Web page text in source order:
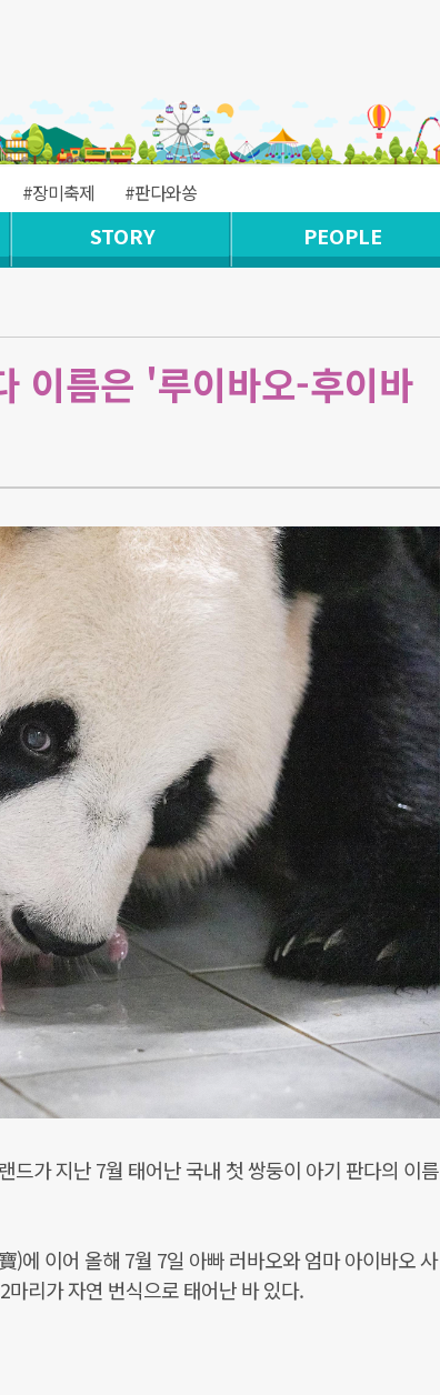
#장미축제 #판다와쏭
STORY PEOPLE
이름은 '루이바오-후이바
드가 지난 7월 태어난 국내 첫 쌍둥이 아기 판다의 이름
에 이어 올해 7월 7일 아빠 러바오와 엄마 아이바오 사
리가 자연 번식으로 태어난 바 있다.